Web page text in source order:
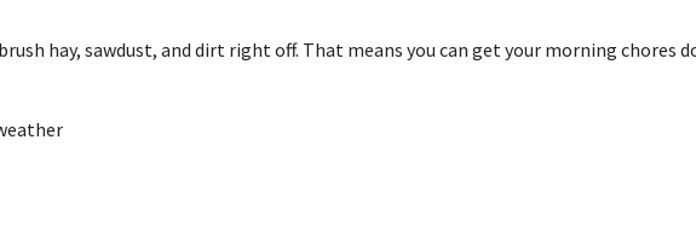
hay, sawdust, and dirt right off. That means you can get your morning chores